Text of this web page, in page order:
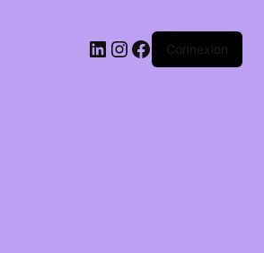
LinkedIn
Instagram
Facebook
Connexion